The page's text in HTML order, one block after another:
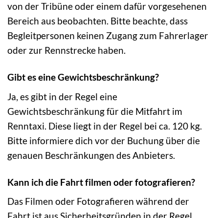
von der Tribüne oder einem dafür vorgesehenen
Bereich aus beobachten. Bitte beachte, dass
Begleitpersonen keinen Zugang zum Fahrerlager
oder zur Rennstrecke haben.
Gibt es eine Gewichtsbeschränkung?
Ja, es gibt in der Regel eine
Gewichtsbeschränkung für die Mitfahrt im
Renntaxi. Diese liegt in der Regel bei ca. 120 kg.
Bitte informiere dich vor der Buchung über die
genauen Beschränkungen des Anbieters.
Kann ich die Fahrt filmen oder fotografieren?
Das Filmen oder Fotografieren während der